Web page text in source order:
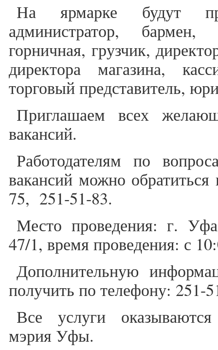
На ярмарке будут
администратор, бармен,
горничная, грузчик,
директора магазина,
торговый представитель,
Приглашаем всех
вакансий.
Работодателям по
вакансий можно
75, 251-51-83.
Место проведения: г.
47/1, время проведения: с
Дополнительную
получить по телефону: 251-
Все услуги
мэрия Уфы.